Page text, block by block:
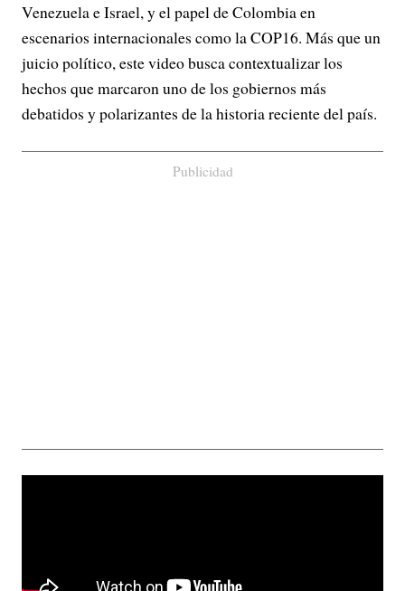
Venezuela e Israel, y el papel de Colombia en
escenarios internacionales como la COP16. Más que un
juicio político, este video busca contextualizar los
hechos que marcaron uno de los gobiernos más
debatidos y polarizantes de la historia reciente del país.
Publicidad